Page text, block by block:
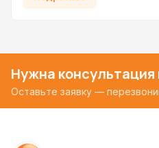
Нужна
Оставьте заявку —